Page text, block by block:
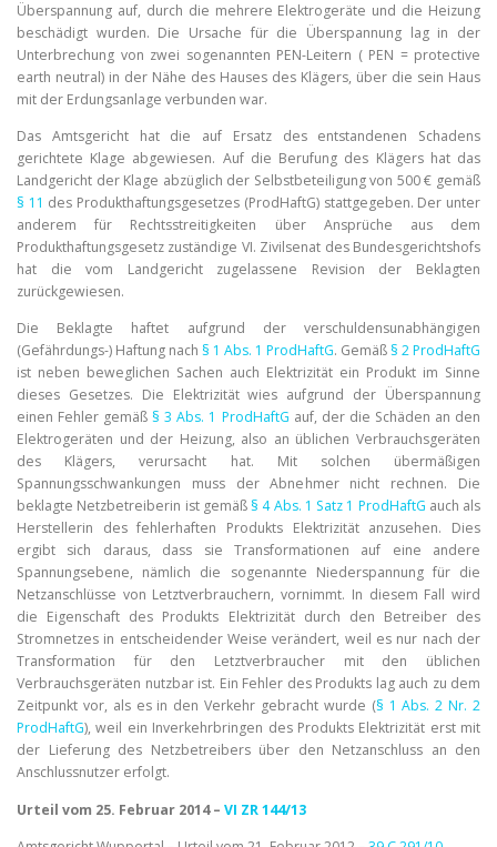
Überspannung auf, durch die mehrere Elektrogeräte und die Heizung
beschädigt wurden. Die Ursache für die Überspannung lag in der
Unterbrechung von zwei sogenannten PEN-Leitern ( PEN = protective
earth neutral) in der Nähe des Hauses des Klägers, über die sein Haus
mit der Erdungsanlage verbunden war.
Das Amtsgericht hat die auf Ersatz des entstandenen Schadens
gerichtete Klage abgewiesen. Auf die Berufung des Klägers hat das
Landgericht der Klage abzüglich der Selbstbeteiligung von 500 € gemäß
§ 11 des Produkthaftungsgesetzes (ProdHaftG) stattgegeben. Der unter
anderem für Rechtsstreitigkeiten über Ansprüche aus dem
Produkthaftungsgesetz zuständige VI. Zivilsenat des Bundesgerichtshofs
hat die vom Landgericht zugelassene Revision der Beklagten
zurückgewiesen.
Die Beklagte haftet aufgrund der verschuldensunabhängigen
(Gefährdungs-) Haftung nach § 1 Abs. 1 ProdHaftG. Gemäß§ 2 ProdHaftG
ist neben beweglichen Sachen auch Elektrizität ein Produkt im Sinne
dieses Gesetzes. Die Elektrizität wies aufgrund der Überspannung
einen Fehler gemäß§ 3 Abs. 1 ProdHaftG auf, der die Schäden an den
Elektrogeräten und der Heizung, also an üblichen Verbrauchsgeräten
des Klägers, verursacht hat. Mit solchen übermäßigen
Spannungsschwankungen muss der Abnehmer nicht rechnen. Die
beklagte Netzbetreiberin ist gemäß§ 4 Abs. 1 Satz 1 ProdHaftG auch als
Herstellerin des fehlerhaften Produkts Elektrizität anzusehen. Dies
ergibt sich daraus, dass sie Transformationen auf eine andere
Spannungsebene, nämlich die sogenannte Niederspannung für die
Netzanschlüsse von Letztverbrauchern, vornimmt. In diesem Fall wird
die Eigenschaft des Produkts Elektrizität durch den Betreiber des
Stromnetzes in entscheidender Weise verändert, weil es nur nach der
Transformation für den Letztverbraucher mit den üblichen
Verbrauchsgeräten nutzbar ist. Ein Fehler des Produkts lag auch zu dem
Zeitpunkt vor, als es in den Verkehr gebracht wurde (§ 1 Abs. 2 Nr. 2
ProdHaftG), weil ein Inverkehrbringen des Produkts Elektrizität erst mit
der Lieferung des Netzbetreibers über den Netzanschluss an den
Anschlussnutzer erfolgt.
Urteil vom 25. Februar 2014 – VI ZR 144/13